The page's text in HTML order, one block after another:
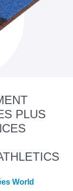
PLUS
World